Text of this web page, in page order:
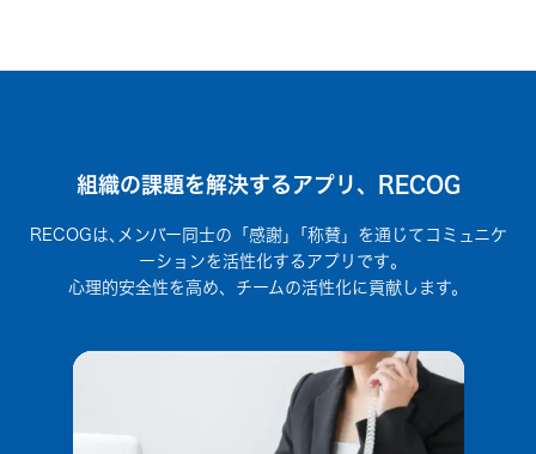
組織の課題を解決するアプリ、RECOG
RECOGは､メンバー同士の「感謝」｢称賛」を通じてコミュニケ
ーションを活性化するアプリです｡
心理的安全性を高め、チームの活性化に貢献します。